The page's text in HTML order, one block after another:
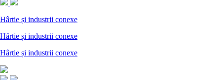
Hârtie și industrii conexe
Hârtie și industrii conexe
Hârtie și industrii conexe